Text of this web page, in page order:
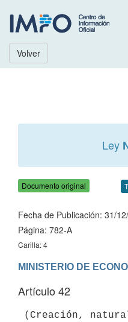
Volver
Ley
Documento original
Fecha de Publicación: 31/
Página: 782-A
Carilla: 4
MINISTERIO DE
Artículo 42